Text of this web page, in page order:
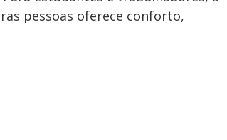
pessoas oferece conforto,